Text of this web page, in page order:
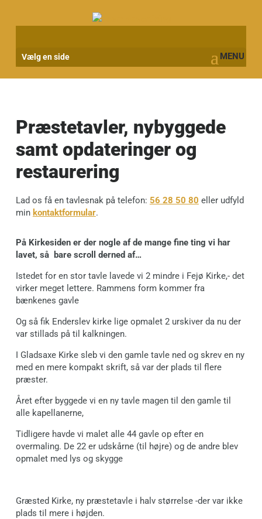
Vælg en side
Præstetavler, nybyggede
samt opdateringer og
restaurering
Lad os få en tavlesnak på telefon: 56 28 50 80 eller udfyld
min kontaktformular.
På Kirkesiden er der nogle af de mange fine ting vi har
lavet, så bare scroll derned af…
Istedet for en stor tavle lavede vi 2 mindre i Fejø Kirke,- det
virker meget lettere. Rammens form kommer fra
bænkenes gavle
Og så fik Enderslev kirke lige opmalet 2 urskiver da nu der
var stillads på til kalkningen.
I Gladsaxe Kirke sleb vi den gamle tavle ned og skrev en ny
med en mere kompakt skrift, så var der plads til flere
præster.
Året efter byggede vi en ny tavle magen til den gamle til
alle kapellanerne,
Tidligere havde vi malet alle 44 gavle op efter en
overmaling. De 22 er udskårne (til højre) og de andre blev
opmalet med lys og skygge
Græsted Kirke, ny præstetavle i halv størrelse -der var ikke
plads til mere i højden.